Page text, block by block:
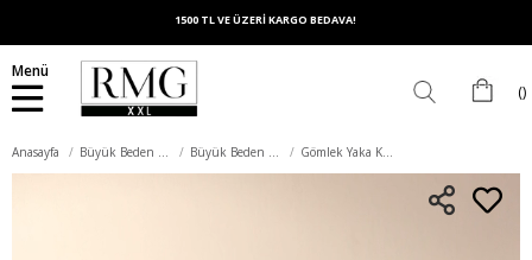
1500 TL VE ÜZERİ KARGO BEDAVA!
Menü
Anasayfa Büyük Beden Üst Giyim Büyük Beden Bluz Gömlek Yaka Kolsuz Büyük Beden Viskon Bluz Yeşil